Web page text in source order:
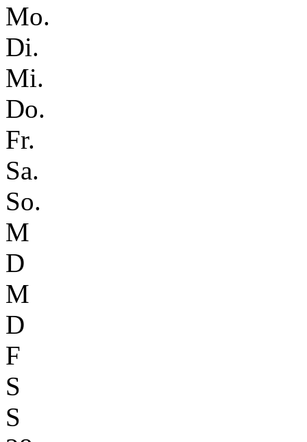
Mo.
Di.
Mi.
Do.
Fr.
Sa.
So.
M
D
M
D
F
S
S